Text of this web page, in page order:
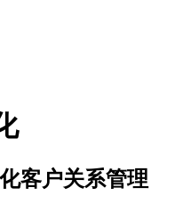
客户关系管理